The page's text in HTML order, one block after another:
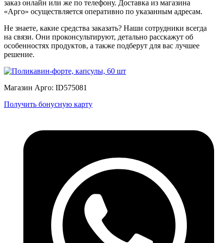
заказ онлайн или же по телефону. Доставка из магазина
«Арго» осуществляется оперативно по указанным адресам.
Не знаете, какие средства заказать? Наши сотрудники всегда
на связи. Они проконсультируют, детально расскажут об
особенностях продуктов, а также подберут для вас лучшее
решение.
Магазин Арго: ID575081
Получить бонусную карту